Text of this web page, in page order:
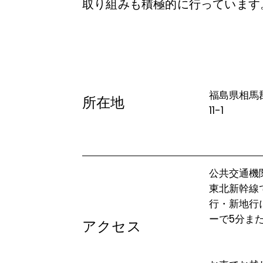
取り組みも積極的に行っていま
所在地
福島県相馬
11-1
アクセス
公共交通機
東北新幹線
行・新地行
ーで5分ま